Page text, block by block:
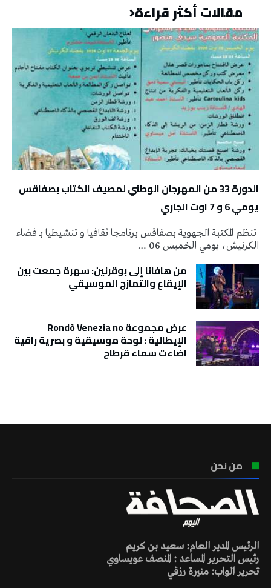
مقالات أكثر قراءة
الدورة 33 من المهرجان الوطني لمصيف الكتاب بصفاقس
يومي 6 و 7 اوت الجاري
تنظم المكتبة الجهوية بصفاقس برنامجا ثقافيا و تنشيطيا بـ فضاء
الكرنيش، يومي الخميس 06 …
من هافانا إلى بوقرنين: سهرة جمعت بين
الإيقاع والتمازج الموسيقي
عرض مجموعة Rondò Venezia no
الإيطالية : لوحة موسيقية و بصرية راقية
اضاءت سماء قرطاج
من نحن
الرئيس المدير العام: سعيد بن كريم
رئيس التحرير المساعد : المنصف عويساوي
تحرير الواب: منيرة رزقي